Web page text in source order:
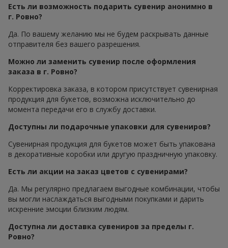
Есть ли возможность подарить сувенир анонимно в
г. Ровно?
Да. По вашему желанию мы не будем раскрывать данные
отправителя без вашего разрешения.
Можно ли заменить сувенир после оформления
заказа в г. Ровно?
Корректировка заказа, в котором присутствует сувенирная
продукция для букетов, возможна исключительно до
момента передачи его в службу доставки.
Доступны ли подарочные упаковки для сувениров?
Сувенирная продукция для букетов может быть упакована
в декоративные коробки или другую праздничную упаковку.
Есть ли акции на заказ цветов с сувенирами?
Да. Мы регулярно предлагаем выгодные комбинации, чтобы
вы могли наслаждаться выгодными покупками и дарить
искренние эмоции близким людям.
Доступна ли доставка сувениров за пределы г.
Ровно?